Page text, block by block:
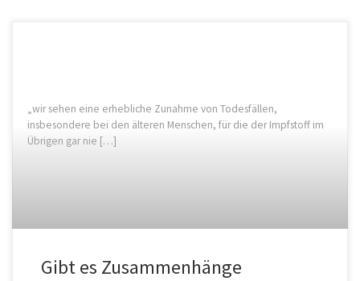
„wir sehen eine erhebliche Zunahme von Todesfällen,
insbesondere bei den älteren Menschen, für die der Impfstoff im
Übrigen gar nie […]
Gibt es Zusammenhänge